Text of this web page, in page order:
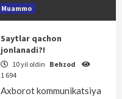
Muammo
Saytlar qachon
jonlanadi?!
10 yil oldin Behzod
1 694
Axborot kommunikatsiya